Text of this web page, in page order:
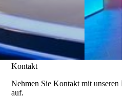
Kontakt
Nehmen Sie Kontakt mit unseren
auf.